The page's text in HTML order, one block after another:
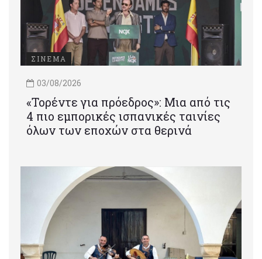
ΣΙΝΕΜΑ
03/08/2026
«Τορέντε για πρόεδρος»: Mια από τις
4 πιο εμπορικές ισπανικές ταινίες
όλων των εποχών στα θερινά